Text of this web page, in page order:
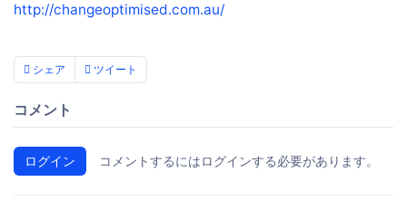
http://changeoptimised.com.au/
シェア ツイート
コメント
ログイン コメントするにはログインする必要があります。